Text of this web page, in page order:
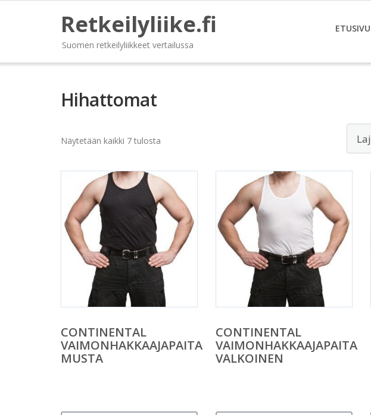
Retkeilyliike.fi
Suomen retkeilyliikkeet vertailussa
ETUSIVU
Hihattomat
Näytetään kaikki 7 tulosta
CONTINENTAL
VAIMONHAKKAAJAPAITA
MUSTA
CONTINENTAL
VAIMONHAKKAAJAPAITA
VALKOINEN